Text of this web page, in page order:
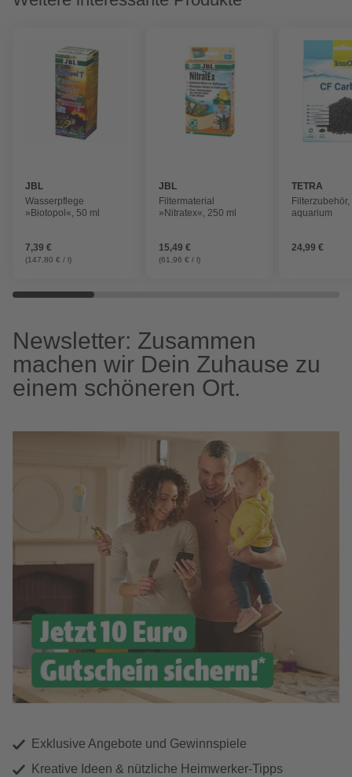
JBL
Wasserpflege
»Biotopol«, 50 ml
7,39 €
(147,80 € / l)
JBL
Filtermaterial
»Nitratex«, 250 ml
15,49 €
(61,96 € / l)
TETRA
Filterzubehör,
aquarium
24,99 €
Newsletter: Zusammen
machen wir Dein Zuhause zu
einem schöneren Ort.
Exklusive Angebote und Gewinnspiele
Kreative Ideen & nützliche Heimwerker-Tipps